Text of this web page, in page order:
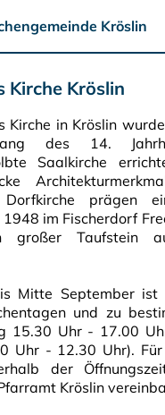
Kröslin
Kirche Kröslin
Kirche in Kröslin
des 14.
Saalkirche
prägen
im Fischerdorf
großer Taufstein
Mitte September ist
und zu
15.30 Uhr - 17.00
Uhr - 12.30 Uhr). Für
der
Kröslin